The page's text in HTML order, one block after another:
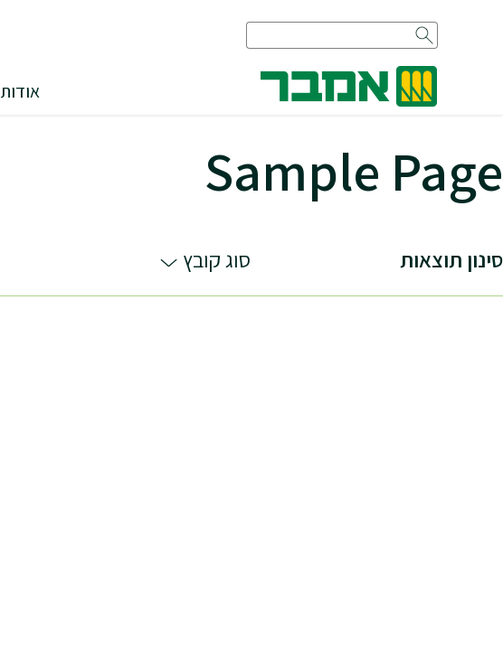
אודות
Sample Page
סינון תוצאות סוג קובץ